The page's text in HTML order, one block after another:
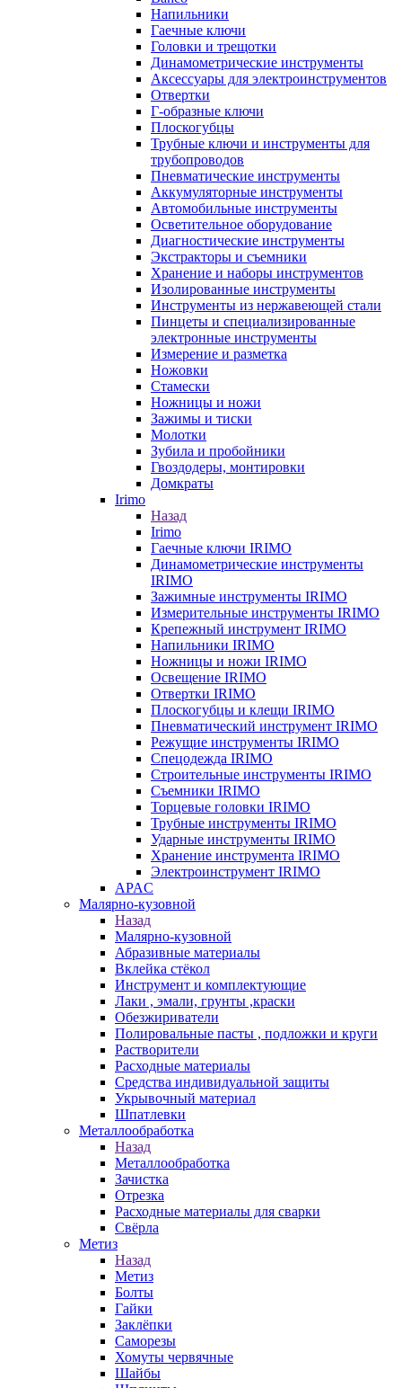
Напильники
Гаечные ключи
Головки и трещотки
Динамометрические инструменты
Аксессуары для электроинструментов
Отвертки
Г-образные ключи
Плоскогубцы
Трубные ключи и инструменты для
трубопроводов
Пневматические инструменты
Аккумуляторные инструменты
Автомобильные инструменты
Осветительное оборудование
Диагностические инструменты
Экстракторы и съемники
Хранение и наборы инструментов
Изолированные инструменты
Инструменты из нержавеющей стали
Пинцеты и специализированные
электронные инструменты
Измерение и разметка
Ножовки
Стамески
Ножницы и ножи
Зажимы и тиски
Молотки
Зубила и пробойники
Гвоздодеры, монтировки
Домкраты
Irimo
Назад
Irimo
Гаечные ключи IRIMO
Динамометрические инструменты
IRIMO
Зажимные инструменты IRIMO
Измерительные инструменты IRIMO
Крепежный инструмент IRIMO
Напильники IRIMO
Ножницы и ножи IRIMO
Освещение IRIMO
Отвертки IRIMO
Плоскогубцы и клещи IRIMO
Пневматический инструмент IRIMO
Режущие инструменты IRIMO
Спецодежда IRIMO
Строительные инструменты IRIMO
Съемники IRIMO
Торцевые головки IRIMO
Трубные инструменты IRIMO
Ударные инструменты IRIMO
Хранение инструмента IRIMO
Электроинструмент IRIMO
APAC
Малярно-кузовной
Назад
Малярно-кузовной
Абразивные материалы
Вклейка стёкол
Инструмент и комплектующие
Лаки , эмали, грунты ,краски
Обезжириватели
Полировальные пасты , подложки и круги
Растворители
Расходные материалы
Средства индивидуальной защиты
Укрывочный материал
Шпатлевки
Металлообработка
Назад
Металлообработка
Зачистка
Отрезка
Расходные материалы для сварки
Свёрла
Метиз
Назад
Метиз
Болты
Гайки
Заклёпки
Саморезы
Хомуты червячные
Шайбы